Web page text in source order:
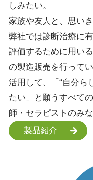
しみたい。
家族や友人と、思い
弊社では診断治療に
評価するために用い
の製造販売を行って
活用して、「“自分ら
たい」と願うすべて
師・セラピストのみ
製品紹介